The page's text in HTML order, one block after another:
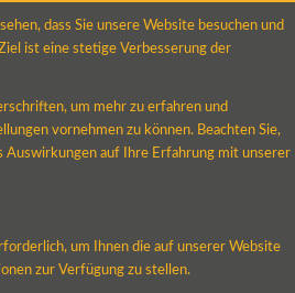
dass Sie unsere Website besuchen und
ist eine stetige Verbesserung der
um mehr zu erfahren und
vornehmen zu können. Beachten Sie,
Auswirkungen auf Ihre Erfahrung mit unserer
um Ihnen die auf unserer Website
zur Verfügung zu stellen.